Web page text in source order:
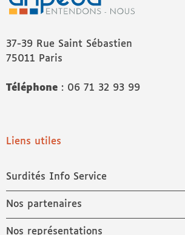
37-39 Rue Saint Sébastien
75011 Paris
Téléphone : 06 71 32 93 99
Liens utiles
Surdités Info Service
Nos partenaires
Nos représentations